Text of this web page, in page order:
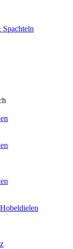
Spachteln